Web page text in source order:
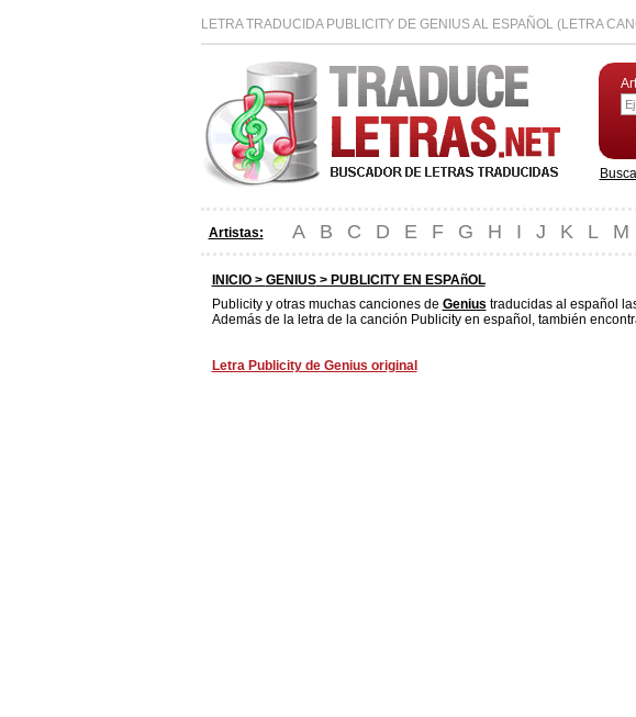
LETRA TRADUCIDA PUBLICITY DE GENIUS AL ESPAÑOL (LETRA
Artistas: A B C D E F G H I J K L M
INICIO > GENIUS> PUBLICITY EN ESPAñOL
Publicity y otras muchas canciones de Genius traducidas al español
Además de la letra de la canción Publicity en español, también
Letra Publicity de Genius original